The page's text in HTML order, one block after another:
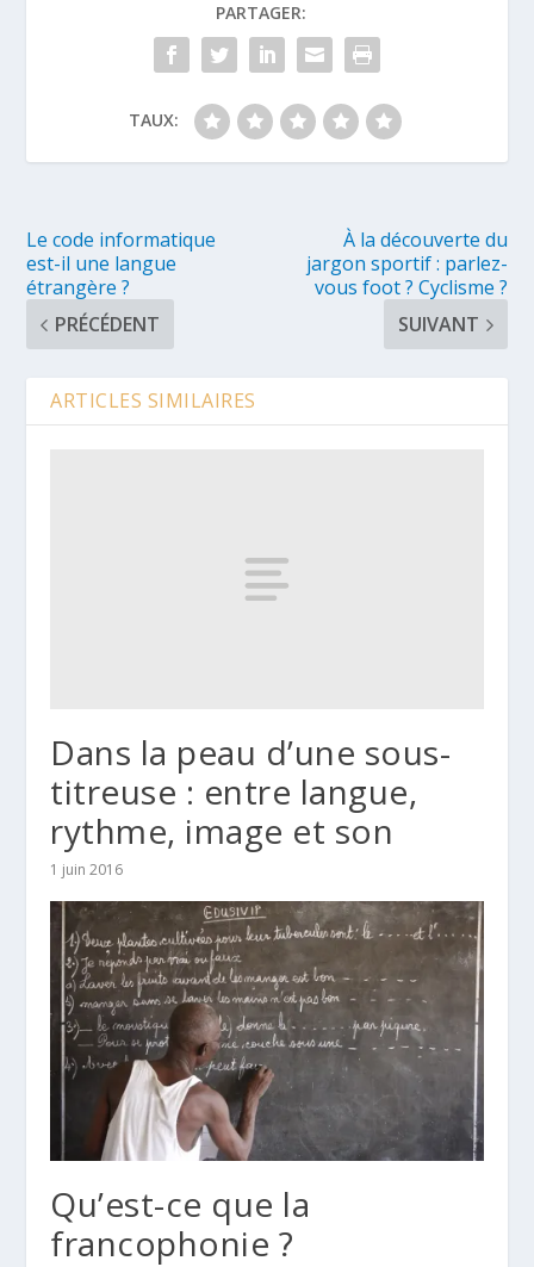
PARTAGER:
TAUX:
Le code informatique
est-il une langue
étrangère ?
PRÉCÉDENT
À la découverte du
jargon sportif : parlez-
vous foot ? Cyclisme ?
SUIVANT
ARTICLES SIMILAIRES
Dans la peau d’une sous-
titreuse : entre langue,
rythme, image et son
1 juin 2016
Qu’est-ce que la
francophonie ?